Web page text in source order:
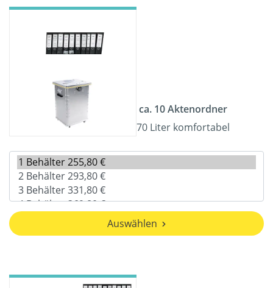
ca. 10 Aktenordner
70 Liter komfortabel
Auswählen